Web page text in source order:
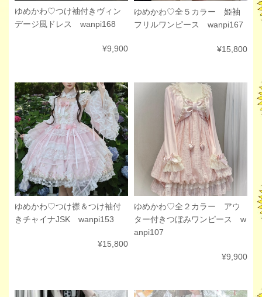
ゆめかわ♡つけ袖付きヴィン
デージ風ドレス wanpi168
¥9,900
ゆめかわ♡全５カラー 姫袖
フリルワンピース wanpi167
¥15,800
ゆめかわ♡つけ襟＆つけ袖付
きチャイナJSK wanpi153
¥15,800
ゆめかわ♡全２カラー アウ
ター付きつぼみワンピース w
anpi107
¥9,900